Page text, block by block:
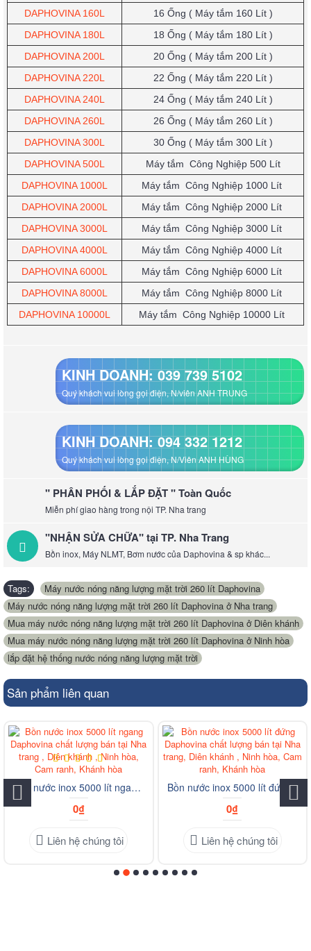
DAPHOVINA 160L
16 Ống ( Máy tắm 160 Lít )
DAPHOVINA 180L
18 Ống ( Máy tắm 180 Lít )
DAPHOVINA 200L
20 Ống ( Máy tắm 200 Lít )
DAPHOVINA 220L
22 Ống ( Máy tắm 220 Lít )
DAPHOVINA 240L
24 Ống ( Máy tắm 240 Lít )
DAPHOVINA 260L
26 Ống ( Máy tắm 260 Lít )
DAPHOVINA 300L
30 Ống ( Máy tắm 300 Lít )
DAPHOVINA 500L
Máy tắm Công Nghiệp500 Lít
DAPHOVINA 1000L
Máy tắm Công Nghiệp1000 Lít
DAPHOVINA 2000L
Máy tắm Công Nghiệp2000 Lít
DAPHOVINA 3000L
Máy tắm Công Nghiệp3000 Lít
DAPHOVINA 4000L
Máy tắm Công Nghiệp4000 Lít
DAPHOVINA 6000L
Máy tắm Công Nghiệp6000 Lít
DAPHOVINA 8000L
Máy tắm Công Nghiệp8000 Lít
DAPHOVINA 10000L
Máy tắm Công Nghiệp10000 Lít
KINH DOANH: 039 739 5102
Quý khách vui lòng gọi điện, N/viên ANH TRUNG
KINH DOANH: 094 332 1212
Quý khách vui lòng gọi điện, N/Viên ANH HÙNG
" PHÂN PHỐI & LẮP ĐẶT " Toàn Quốc
Miễn phí giao hàng trong nội TP. Nha trang
"NHẬN SỬA CHỮA" tại TP. Nha Trang
Bồn inox, Máy NLMT, Bơm nước của Daphovina & sp khác...
Tags: Máy nước nóng năng lượng mặt trời 260 lít Daphovina
Máy nước nóng năng lượng mặt trời 260 lít Daphovina ở Nha trang
Mua máy nước nóng năng lượng mặt trời 260 lít Daphovina ở Diên khánh
Mua máy nước nóng năng lượng mặt trời 260 lít Daphovina ở Ninh hòa
lắp đặt hệ thống nước nóng năng lượng mặt trời
Sản phẩm liên quan
Bồn nước inox 5000 lít ngang Daphovina chất lượng bán tại Nha trang , Diên khánh , Ninh hòa, Cam ranh, Khánh hòa
Liên hệ chúng tôi
Bồn nước inox 5000 lít đứng Daphovina chất lượng bán tại Nha trang, Diên khánh , Ninh hòa, Cam ranh, Khánh hòa
Liên hệ chúng tôi